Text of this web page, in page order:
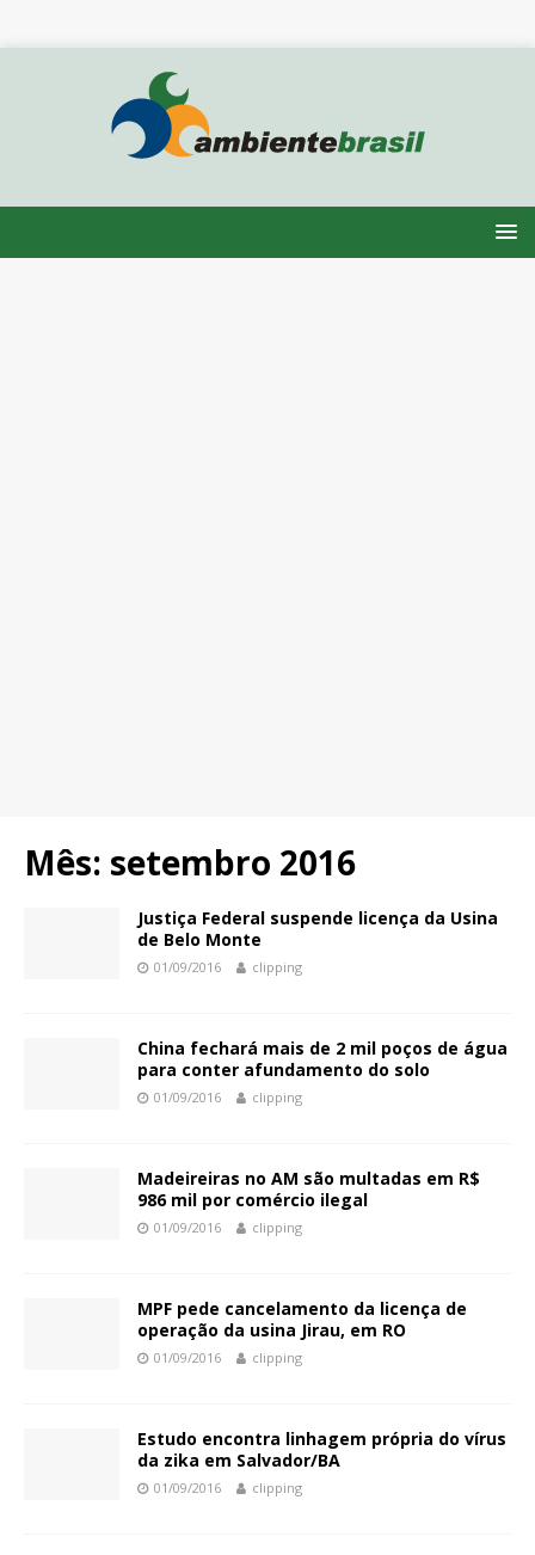
Mês: setembro 2016
Justiça Federal suspende licença da Usina
de Belo Monte
01/09/2016 clipping
China fechará mais de 2 mil poços de água
para conter afundamento do solo
01/09/2016 clipping
Madeireiras no AM são multadas em R$
986 mil por comércio ilegal
01/09/2016 clipping
MPF pede cancelamento da licença de
operação da usina Jirau, em RO
01/09/2016 clipping
Estudo encontra linhagem própria do vírus
da zika em Salvador/BA
01/09/2016 clipping